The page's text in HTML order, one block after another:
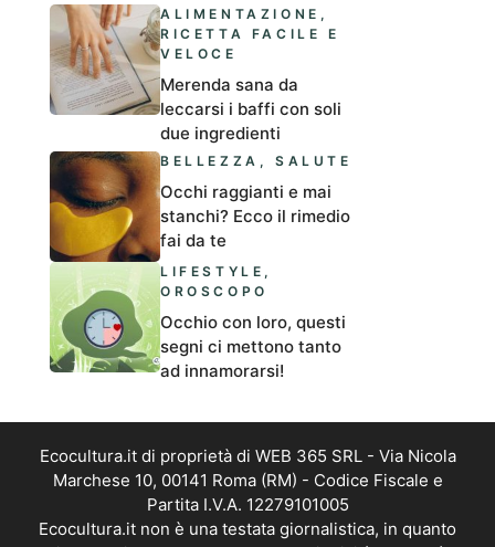
ALIMENTAZIONE ,
RICETTA FACILE E
VELOCE
Merenda sana da
leccarsi i baffi con soli
due ingredienti
BELLEZZA ,SALUTE
Occhi raggianti e mai
stanchi? Ecco il rimedio
fai da te
LIFESTYLE ,
OROSCOPO
Occhio con loro, questi
segni ci mettono tanto
ad innamorarsi!
Ecocultura.it di proprietà di WEB 365 SRL - Via Nicola
Marchese 10, 00141 Roma (RM) - Codice Fiscale e
Partita I.V.A. 12279101005
Ecocultura.it non è una testata giornalistica, in quanto